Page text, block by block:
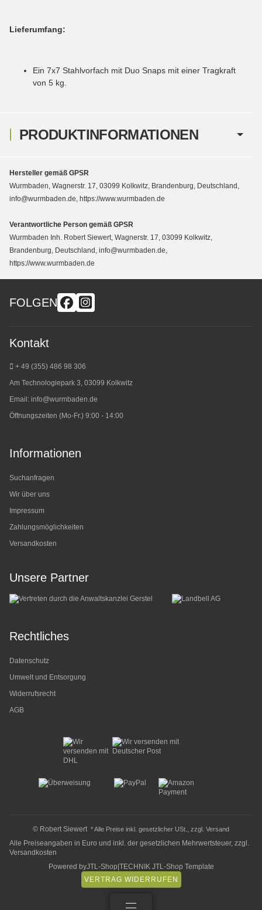
PRODUKTINFORMATIONEN
Lieferumfang:
Ein 7x7 Stahlvorfach mit Duo Snaps mit einer Tragkraft
von 5 kg.
Hersteller gemäß GPSR
Wurmbaden, Wagnerstr. 17, 03099 Kolkwitz, Brandenburg, Deutschland,
info@wurmbaden.de, https://www.wurmbaden.de
Verantwortliche Person gemäß GPSR
Wurmbaden Inh. Robert Siewert, Wagnerstr. 17, 03099 Kolkwitz,
Brandenburg, Deutschland, info@wurmbaden.de,
https://www.wurmbaden.de
FOLGEN
Kontakt
+ 49 (355) 486 98 306
Am Technologiepark 3, 03099 Kolkwitz
Email: info@wurmbaden.de
Öffnungszeiten (Mo-Fr.) 9:00 - 14:00
Informationen
Suchanfragen
Wir über uns
Impressum
Zahlungsmöglichkeiten
Versandkosten
Unsere Partner
Rechtliches
Datenschutz
Umwelt und Entsorgung
Widerrufsrecht
AGB
© Robert Siewert* Alle Preise inkl. gesetzlicher USt., zzgl. Versand
Alle Preiseangaben in Euro und inkl. der gesetzlichen Mehrwertsteuer, zzgl.
Versandkosten
Powered byJTL-Shop TECHNIK JTL-Shop Template
VERTRAG WIDERRUFEN